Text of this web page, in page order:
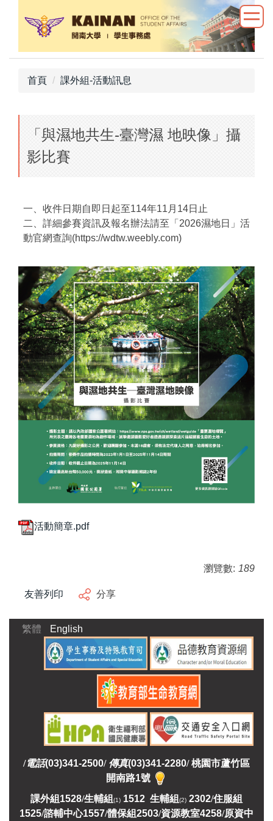
首頁 課外組-活動訊息
「與濕地共生-臺灣濕 地映像」攝
影比賽
一、收件日期自即日起至114年11月14日止
二、詳細參賽資訊及報名辦法請至「2026濕地日」活
動官網查詢(https://wdtw.weebly.com)
活動簡章.pdf
瀏覽數: 189
友善列印 分享
繁體 English
/電話(03)341-2500/ 傳真(03)341-2280/ 桃園市蘆竹區
開南路1號
課外組 1528/生輔組 (1) 1512 生輔組 (2) 2302/住服組
1525/諮輔中心1557/體保組2503/資源教室4258/原資中